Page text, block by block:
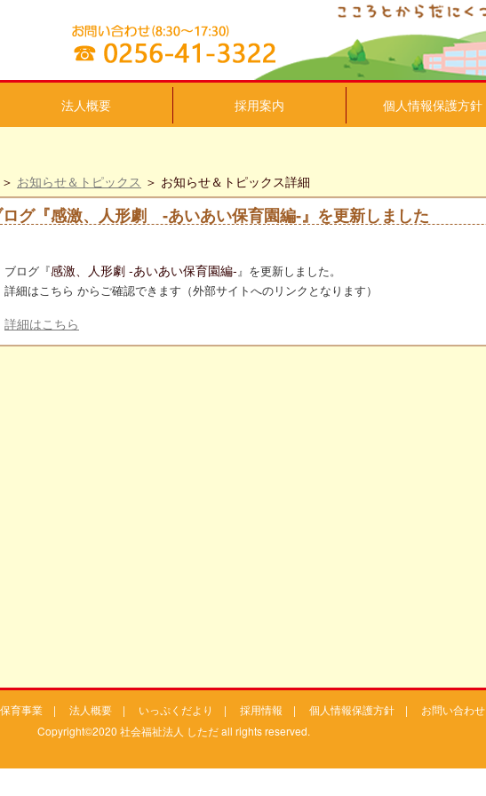
法人概要 採用案内 個人情報保護方針
＞ お知らせ＆トピックス ＞ お知らせ＆トピックス詳細
グ『感激、人形劇 ‐あいあい保育園編‐』を更新しました
ブログ『感激、人形劇 ‐あいあい保育園編‐』を更新しました。
詳細はこちら からご確認できます（外部サイトへのリンクとなります）
詳細はこちら
保育事業 | 法人概要 | いっぷくだより | 採用情報 | 個人情報保護方針 | お問い合わせ
Copyright©2020 社会福祉法人 しただ all rights reserved.